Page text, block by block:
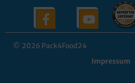
© 2026 Pack4Food24
Impressum